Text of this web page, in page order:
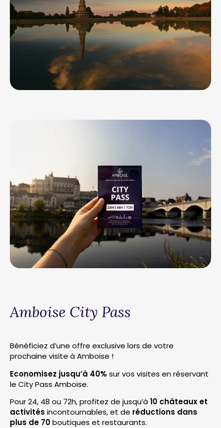
Amboise City Pass
Bénéficiez d’une offre exclusive lors de votre
prochaine visite à Amboise !
Economisez jusqu’à 40% sur vos visites en réservant
le City Pass Amboise.
Pour 24, 48 ou 72h, profitez de jusqu’à10 châteaux et
activités incontournables, et de réductions dans
plus de 70boutiques et restaurants.